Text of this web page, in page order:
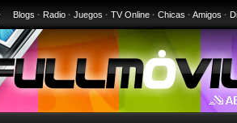
Blogs · Radio · Juegos · TV Online · Chicas · Amigos ·